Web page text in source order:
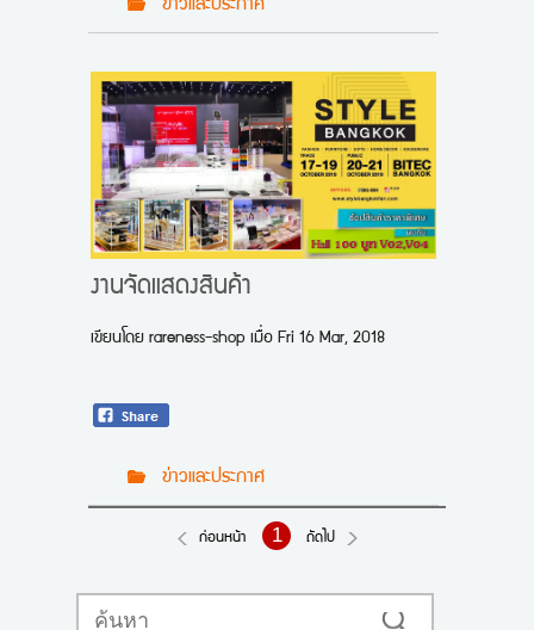
ข่าวและประกาศ
งานจัดแสดงสินค้า
เขียนโดย rareness-shop เมื่อ Fri 16 Mar, 2018
ข่าวและประกาศ
ก่อนหน้า 1 ถัดไป
ค้นหา